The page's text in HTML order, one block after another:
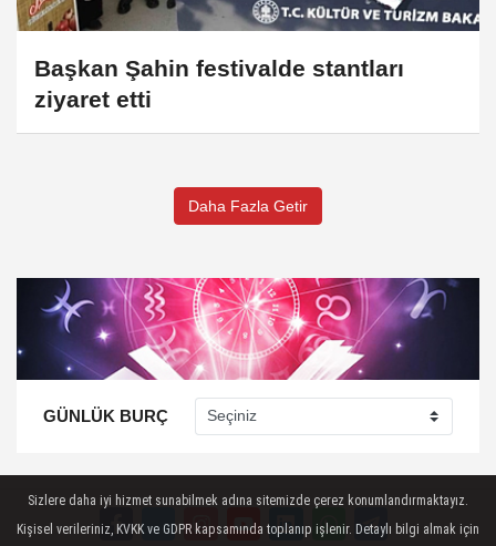
Başkan Şahin festivalde stantları
ziyaret etti
Daha Fazla Getir
GÜNLÜK BURÇ
Sizlere daha iyi hizmet sunabilmek adına sitemizde çerez konumlandırmaktayız.
Kişisel verileriniz, KVKK ve GDPR kapsamında toplanıp işlenir. Detaylı bilgi almak için